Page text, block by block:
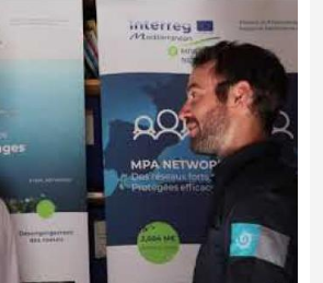
Interview d’Isabelle Monfort.
3 Provence-Alpes-Côte d’Azur